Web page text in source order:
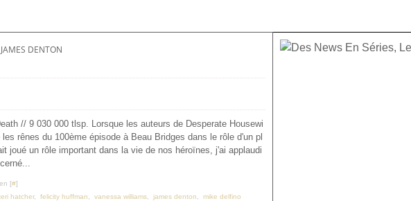
JAMES DENTON
// 9 030 000 tlsp. Lorsque les auteurs de Desperate Housewi
rênes du 100ème épisode à Beau Bridges dans le rôle d'un pl
joué un rôle important dans la vie de nos héroïnes, j'ai applaudi
[#]
hatcher, felicity huffman vanessa williams james denton mike delfino